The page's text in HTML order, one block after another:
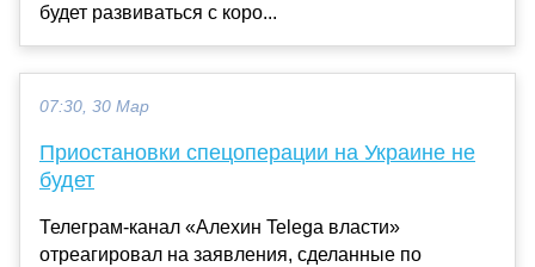
будет развиваться с коро...
07:30, 30 Мар
Приостановки спецоперации на Украине не
будет
Телеграм-канал «Алехин Telega власти»
отреагировал на заявления, сделанные по